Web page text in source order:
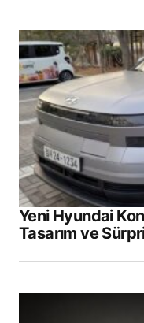
Yeni Hyundai
Tasarım ve